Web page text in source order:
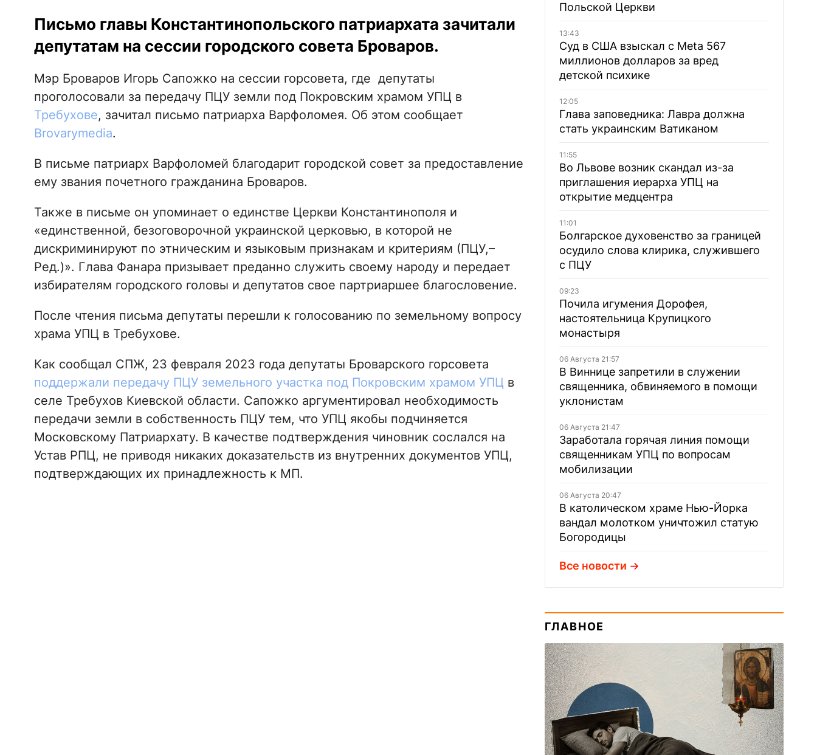
Письмо главы Константинопольского патриархата зачитали
депутатам на сессии городского совета Броваров.
Мэр Броваров Игорь Сапожко на сессии горсовета, где депутаты
проголосовали за передачу ПЦУ земли под Покровским храмом УПЦ в
Требухове, зачитал письмо патриарха Варфоломея. Об этом сообщает
Brovarymedia.
В письме патриарх Варфоломей благодарит городской совет за предоставление
ему звания почетного гражданина Броваров.
Также в письме он упоминает о единстве Церкви Константинополя и
«единственной, безоговорочной украинской церковью, в которой не
дискриминируют по этническим и языковым признакам и критериям (ПЦУ,–
Ред.)». Глава Фанара призывает преданно служить своему народу и передает
избирателям городского головы и депутатов свое партриаршее благословение.
После чтения письма депутаты перешли к голосованию по земельному вопросу
храма УПЦ в Требухове.
Как сообщал СПЖ, 23 февраля 2023 года депутаты Броварского горсовета
поддержали передачу ПЦУ земельного участка под Покровским храмом УПЦ в
селе Требухов Киевской области. Сапожко аргументировал необходимость
передачи земли в собственность ПЦУ тем, что УПЦ якобы подчиняется
Московскому Патриархату. В качестве подтверждения чиновник сослался на
Устав РПЦ, не приводя никаких доказательств из внутренних документов УПЦ,
подтверждающих их принадлежность к МП.
Польской Церкви
13:43
Суд в США взыскал с Meta 567
миллионов долларов за вред
детской психике
12:05
Глава заповедника: Лавра должна
стать украинским Ватиканом
11:55
Во Львове возник скандал из-за
приглашения иерарха УПЦ на
открытие медцентра
11:01
Болгарское духовенство за границей
осудило слова клирика, служившего
с ПЦУ
09:23
Почила игумения Дорофея,
настоятельница Крупицкого
монастыря
06 Августа 21:57
В Виннице запретили в служении
священника, обвиняемого в помощи
уклонистам
06 Августа 21:47
Заработала горячая линия помощи
священникам УПЦ по вопросам
мобилизации
06 Августа 20:47
В католическом храме Нью-Йорка
вандал молотком уничтожил статую
Богородицы
Все новости
ГЛАВНОЕ